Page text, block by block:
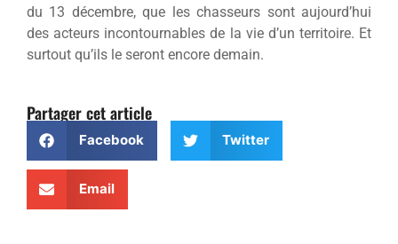
du 13 décembre, que les chasseurs sont aujourd’hui
des acteurs incontournables de la vie d’un territoire. Et
surtout qu’ils le seront encore demain.
Partager cet article
Facebook Twitter
Email